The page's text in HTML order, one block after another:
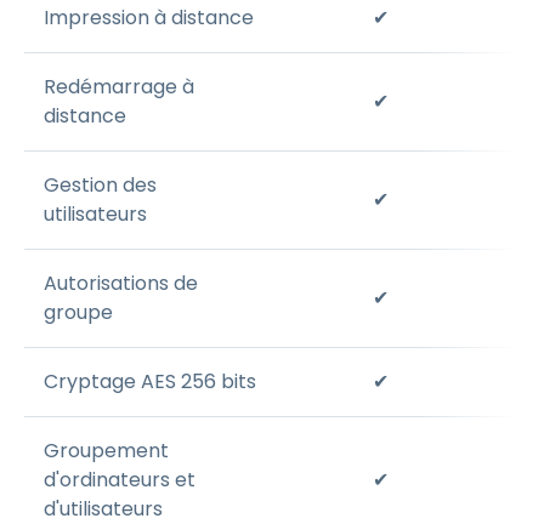
Impression à distance ✔
Redémarrage à
distance
✔
Gestion des
utilisateurs
✔
Autorisations de
groupe
✔
Cryptage AES 256 bits ✔
Groupement
d'ordinateurs et
d'utilisateurs
✔